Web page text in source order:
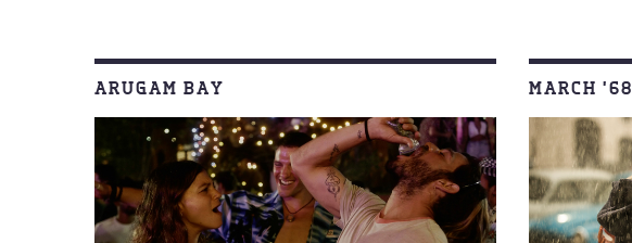
ARUGAM BAY MARCH ’68